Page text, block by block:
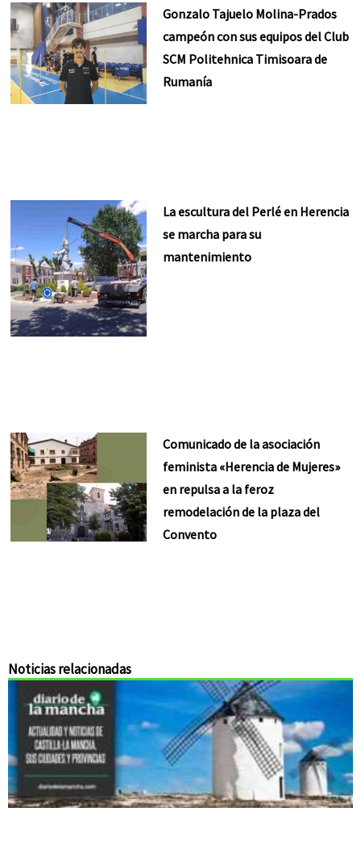
Gonzalo Tajuelo Molina-Prados
campeón con sus equipos del Club
SCM Politehnica Timisoara de
Rumanía
La escultura del Perlé en Herencia
se marcha para su
mantenimiento
Comunicado de la asociación
feminista «Herencia de Mujeres»
en repulsa a la feroz
remodelación de la plaza del
Convento
Noticias relacionadas